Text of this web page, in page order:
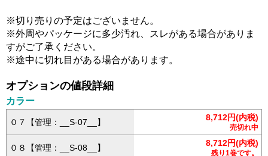
※切り売りの予定はございません。
※外周やパッケージに多少汚れ、スレがある場合がありま
すがご了承ください。
※途中に切れ目がある場合があります。
オプションの値段詳細
カラー
０７【管理：__S-07__】 8,712円(内税)
売切れ中
０８【管理：__S-08__】 8,712円(内税)
残り1巻です。